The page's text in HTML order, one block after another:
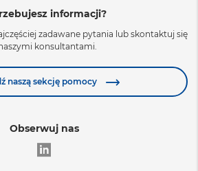
informacji?
zadawane pytania lub skontaktuj się
konsultantami.
naszą sekcję pomocy
Obserwuj nas